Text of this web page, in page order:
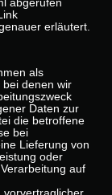
abgerufen
erläutert.
als
bei denen wir
Daten zur
die betroffene
bei
Lieferung von
oder
auf